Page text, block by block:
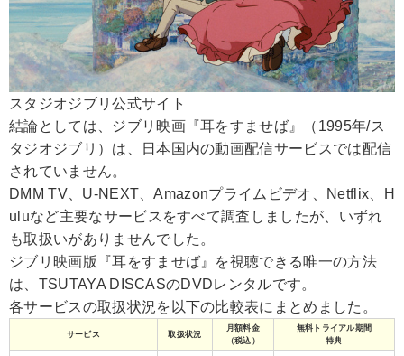
スタジオジブリ公式サイト
結論としては、ジブリ映画『耳をすませば』（1995年/ス
タジオジブリ）は、日本国内の動画配信サービスでは配信
されていません。
DMM TV、U-NEXT、Amazonプライムビデオ、Netflix、H
uluなど主要なサービスをすべて調査しましたが、いずれ
も取扱いがありませんでした。
ジブリ映画版『耳をすませば』を視聴できる唯一の方法
は、TSUTAYA DISCASのDVDレンタルです。
各サービスの取扱状況を以下の比較表にまとめました。
サービス 取扱状況
月額料金
（税込）
無料トライアル期間
特典